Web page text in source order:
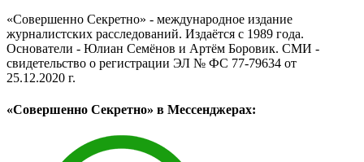
«Совершенно Секретно» - международное издание
журналистских расследований. Издаётся с 1989 года.
Основатели - Юлиан Семёнов и Артём Боровик. CМИ -
свидетельство о регистрации ЭЛ № ФС 77-79634 от
25.12.2020 г.
«Совершенно Секретно» в Мессенджерах: